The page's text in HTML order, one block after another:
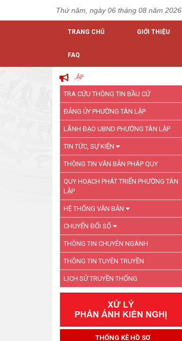
Thứ năm, ngày 06 tháng 08 năm 2026
TRANG CHỦ GIỚI THIỆU
FAQ
TRA CỨU THÔNG TIN BẦU CỬ
ĐẢNG ỦY PHƯỜNG TÂN LẬP
LÃNH ĐẠO UBND PHƯỜNG TÂN LẬP
TIN TỨC, SỰ KIỆN
THÔNG TIN VĂN BẢN PHÁP QUY
QUY HOẠCH PHÁT TRIỂN PHƯỜNG TÂN
LẬP
HỆ THỐNG VĂN BẢN
CHUYỂN ĐỔI SỐ
THÔNG TIN CHUYÊN NGÀNH
THÔNG TIN TUYÊN TRUYỀN
LỊCH SỬ TRUYỀN THỐNG
THỐNG KÊ HỒ SƠ